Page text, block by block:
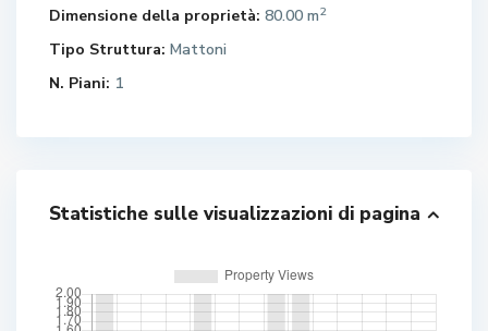
Dimensione della proprietà: 80.00 m2
Tipo Struttura: Mattoni
N. Piani: 1
Statistiche sulle visualizzazioni di pagina